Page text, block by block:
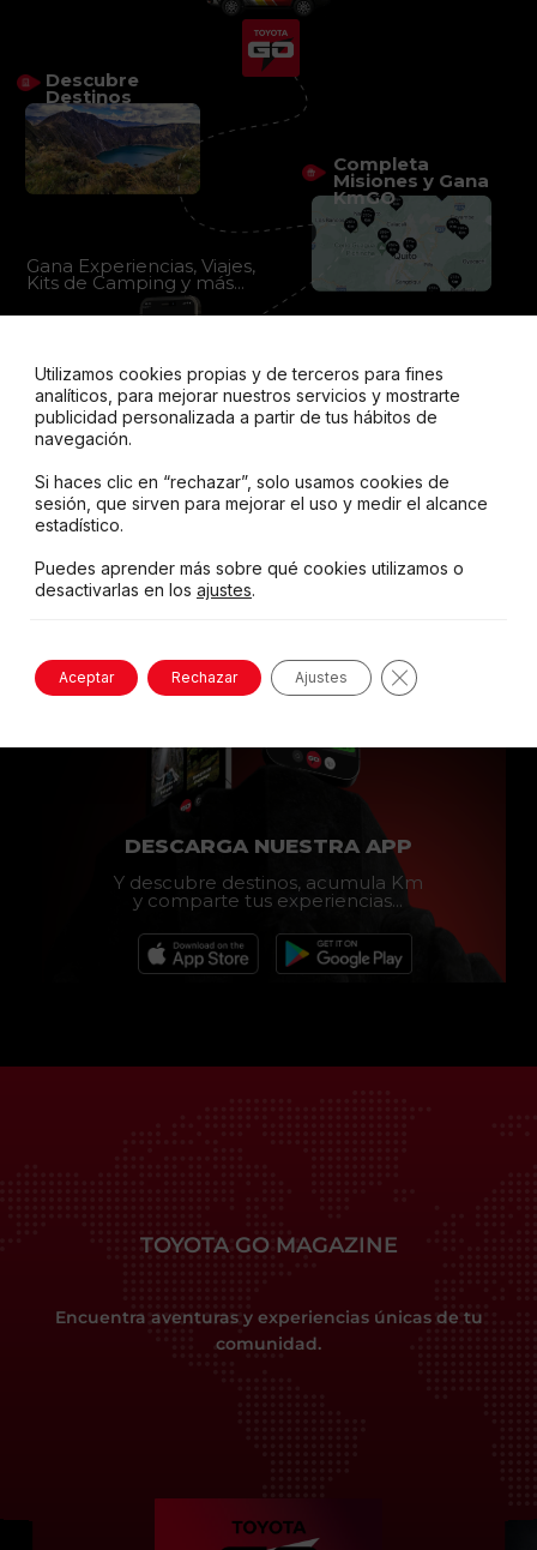
Descubre
Destinos
Completa
Misiones y Gana
KmGO
DESCARGA NUESTRA APP
Y descubre destinos, acumula Km
y comparte tus experiencias...
Gana Experiencias, Viajes,
Kits de Camping y más...
TOYOTA GO MAGAZINE
Encuentra aventuras y experiencias únicas de tu
comunidad.
Utilizamos cookies propias y de terceros para fines
analíticos, para mejorar nuestros servicios y mostrarte
publicidad personalizada a partir de tus hábitos de
navegación.
Si haces clic en “rechazar”, solo usamos cookies de
sesión, que sirven para mejorar el uso y medir el alcance
estadístico.
Puedes aprender más sobre qué cookies utilizamos o
desactivarlas en los ajustes.
Aceptar Rechazar Ajustes Cerrar el